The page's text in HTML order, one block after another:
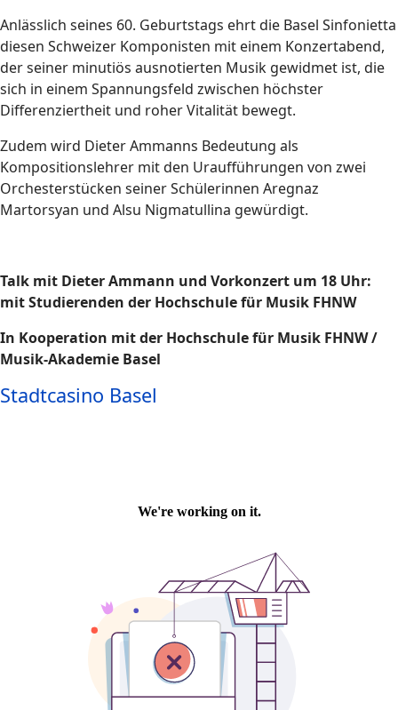
Anlässlich seines 60. Geburtstags ehrt die Basel Sinfonietta
diesen Schweizer Komponisten mit einem Konzertabend,
der seiner minutiös ausnotierten Musik gewidmet ist, die
sich in einem Spannungsfeld zwischen höchster
Differenziertheit und roher Vitalität bewegt.
Zudem wird Dieter Ammanns Bedeutung als
Kompositionslehrer mit den Uraufführungen von zwei
Orchesterstücken seiner Schülerinnen Aregnaz
Martorsyan und Alsu Nigmatullina gewürdigt.
Talk mit Dieter Ammann und Vorkonzert um 18 Uhr:
mit Studierenden der Hochschule für Musik FHNW
In Kooperation mit der Hochschule für Musik FHNW /
Musik-Akademie Basel
Stadtcasino Basel